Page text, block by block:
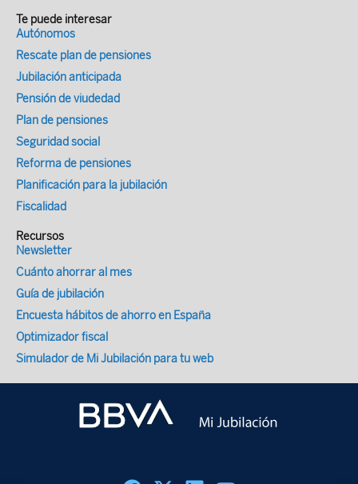
Te puede interesar
Autónomos
Rescate plan de pensiones
Jubilación anticipada
Pensión de viudedad
Plan de pensiones
Seguridad social
Reforma de pensiones
Planificación para la jubilación
Fiscalidad
Recursos
Newsletter
Cuánto ahorrar al mes
Guía de jubilación
Encuesta hábitos de ahorro en España
Optimizador fiscal
Simulador de Mi Jubilación para tu web